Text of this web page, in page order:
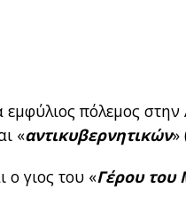
πόλεμος στην
«αντικυβερνητικών»
ο γιος του «Γέρου του